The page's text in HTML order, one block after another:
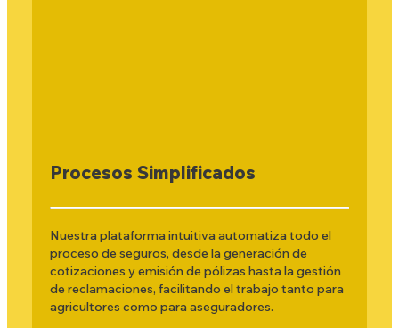
Procesos Simplificados
Nuestra plataforma intuitiva automatiza todo el
proceso de seguros, desde la generación de
cotizaciones y emisión de pólizas hasta la gestión
de reclamaciones, facilitando el trabajo tanto para
agricultores como para aseguradores.